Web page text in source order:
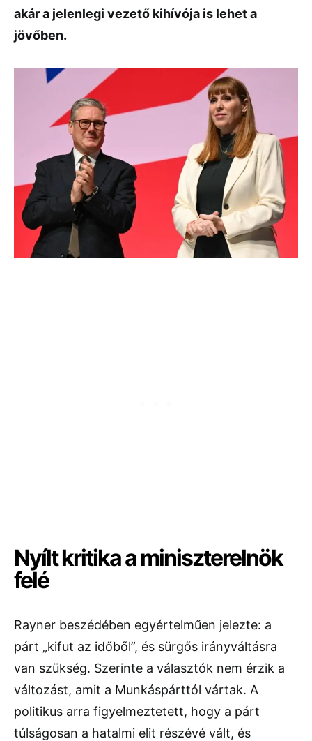
akár a jelenlegi vezető kihívója is lehet a
jövőben.
Nyílt kritika a miniszterelnök
felé
Rayner beszédében egyértelműen jelezte: a
párt „kifut az időből”, és sürgős irányváltásra
van szükség. Szerinte a választók nem érzik a
változást, amit a Munkáspárttól vártak. A
politikus arra figyelmeztetett, hogy a párt
túlságosan a hatalmi elit részévé vált, és